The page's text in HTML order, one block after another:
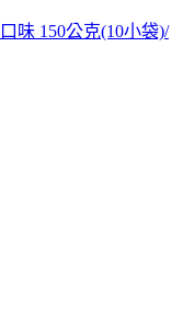
味 150公克(10小袋)/